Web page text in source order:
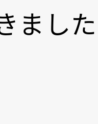
まし